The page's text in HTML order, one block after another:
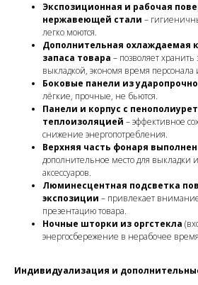
Экспозиционная и рабочая
нержавеющей стали –
легко моются.
Дополнительная охлаждаемая
запаса товара – позволяет
выкладкой, экономя время персонала
Боковые панели из
лёгкие, прочные, не бьются.
Панели и корпус с
теплоизоляцией – эффективное
снижение энергопотребления.
Верхняя часть фонаря
дополнительное место для
аксессуаров.
Люминесцентная подсветка
экспозиции – привлекает
презентацию товара.
Ночные шторки из оргстекла
энергосбережение в нерабочее
Индивидуализация и